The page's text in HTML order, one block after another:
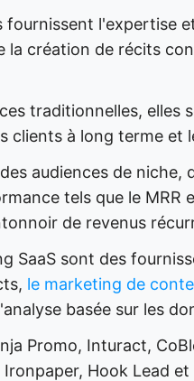
fournissent l'expertise
la création de récits
traditionnelles, elles
clients à long terme et
audiences de niche,
tels que le MRR
de revenus
SaaS sont des
le marketing de
basée sur les
Promo, Inturact,
Hook Lead